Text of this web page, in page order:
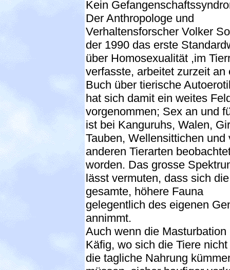
Kein
Der Anthropologe und
Verhaltensforscher Volker
der 1990 das erste
über Homosexualität ,im
verfasste, arbeitet zurzeit an
Buch über tierische
hat sich damit ein weites
vorgenommen; Sex an und
ist bei Kanguruhs, Walen,
Tauben, Wellensittichen und
anderen Tierarten
worden. Das grosse
lässt vermuten, dass sich die
gesamte, höhere Fauna
gelegentlich des eigenen
annimmt.
Auch wenn die Masturbation
Käfig, wo sich die Tiere nicht
die tagliche Nahrung